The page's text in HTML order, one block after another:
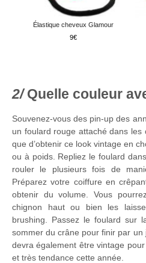
Élastique cheveux Glamour
9
Quelle couleur
Souvenez-vous des pin-up des
un foulard rouge attaché dans les
que d’obtenir ce look vintage en
ou à poids. Repliez le foulard
rouler le plusieurs fois de
Préparez votre coiffure en
obtenir du volume. Vous
chignon haut ou bien les
brushing. Passez le foulard sur
sommer du crâne pour finir par
devra également être vintage
et très tendance cette année.